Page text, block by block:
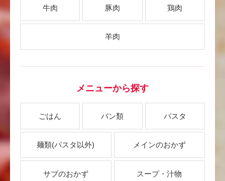
牛肉 豚肉 鶏肉
羊肉
メニューから探す
ごはん パン類 パスタ
麺類(パスタ以外) メインのおかず
サブのおかず スープ・汁物